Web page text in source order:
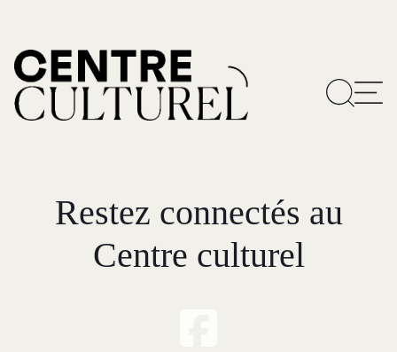
Restez connectés au
Centre culturel